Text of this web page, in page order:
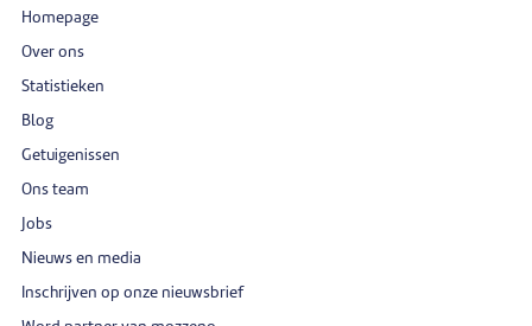
Homepage
Over ons
Statistieken
Blog
Getuigenissen
Ons team
Jobs
Nieuws en media
Inschrijven op onze nieuwsbrief